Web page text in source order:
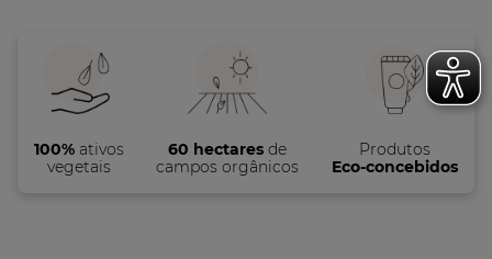
100%ativos
vegetais
60 hectares de
campos orgânicos
Produtos
Eco-concebidos